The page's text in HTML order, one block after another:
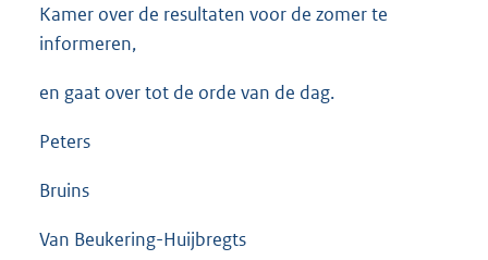
Kamer over de resultaten voor de zomer te
informeren,
en gaat over tot de orde van de dag.
Peters
Bruins
Van Beukering-Huijbregts